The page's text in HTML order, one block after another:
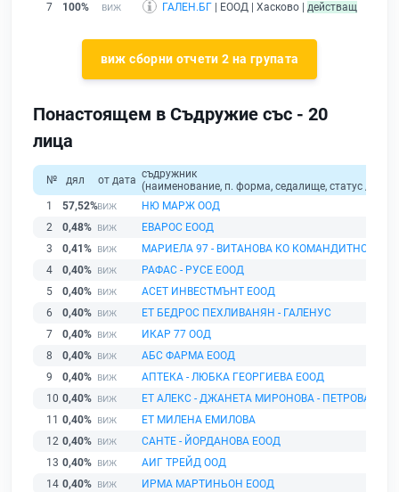
7
100% ГАЛЕН.БГ | ЕООД | Хасково | действащ
виж сборни отчети 2 на групата
Понастоящем в Съдружие със - 20
лица
№ дял от дата съдружник
(наименование, п. форма, седалище, статус /
1
57,52%
НЮ МАРЖ ООД
2
0,48%
ЕВАРОС ЕООД
3
0,41%
МАРИЕЛА 97 - ВИТАНОВА КО КОМАНДИТНО
4
0,40%
РАФАС - РУСЕ ЕООД
5
0,40%
АСЕТ ИНВЕСТМЪНТ ЕООД
6
0,40%
ЕТ БЕДРОС ПЕХЛИВАНЯН - ГАЛЕНУС
7
0,40%
ИКАР 77 ООД
8
0,40%
АБС ФАРМА ЕООД
9
0,40%
АПТЕКА - ЛЮБКА ГЕОРГИЕВА ЕООД
10 0,40%
ЕТ АЛЕКС - ДЖАНЕТА МИРОНОВА - ПЕТРОВА
11 0,40%
ЕТ МИЛЕНА ЕМИЛОВА
12 0,40%
САНТЕ - ЙОРДАНОВА ЕООД
13 0,40%
АИГ ТРЕЙД ООД
14 0,40%
ИРМА МАРТИНЬОН ЕООД